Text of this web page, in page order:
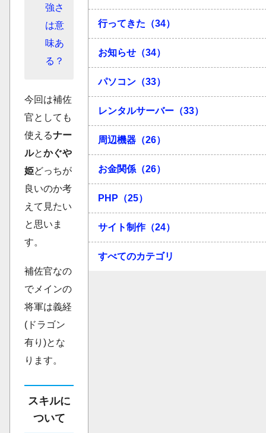
強さ
は意
味あ
る？
今回は補佐
官としても
使えるナー
ルとかぐや
姫どっちが
良いのか考
えて見たい
と思いま
す。
補佐官なの
でメインの
将軍は義経
(ドラゴン
有り)とな
ります。
スキルに
ついて
行ってきた（34）
お知らせ（34）
パソコン（33）
レンタルサーバー（33）
周辺機器（26）
お金関係（26）
PHP（25）
サイト制作（24）
すべてのカテゴリ